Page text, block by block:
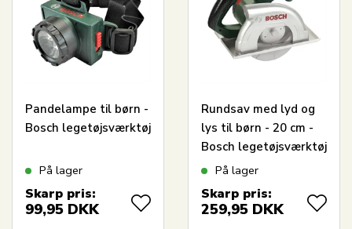
Pandelampe til børn -
Bosch legetøjsværktøj
På lager
Skarp pris:
99,95 DKK
Rundsav med lyd og
lys til børn - 20 cm -
Bosch legetøjsværktøj
På lager
Skarp pris:
259,95 DKK